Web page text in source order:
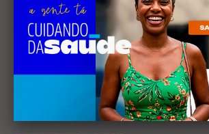
SANEAMENTO
Câmara de
audiência
discutir
da Prolagos